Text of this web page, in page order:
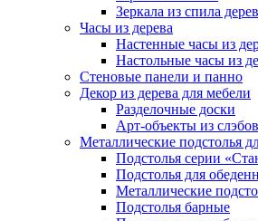
Зеркала из спила
Часы из дерева
Настенные часы из
Настольные часы из
Стеновые панели и панно
Декор из дерева для мебели
Разделочные доски
Арт-объекты из
Металлические подстолья
Подстолья серии
Подстолья для
Металлические
Подстолья барные